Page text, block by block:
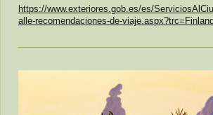
https://www.exteriores.gob.es/es/
alle-recomendaciones-de-